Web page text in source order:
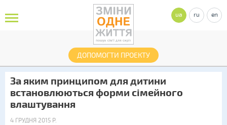
ДОПОМОГТИ ПРОЕКТУ
ua ru en
За яким принципом для дитини
встановлюються форми сімейного
влаштування
4 ГРУДНЯ 2015 Р.